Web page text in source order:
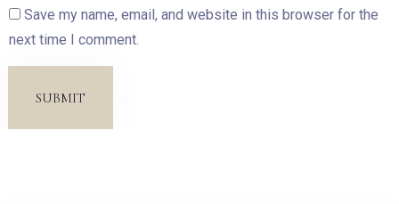
Save my name, email, and website in this browser for the
next time I comment.
SUBMIT